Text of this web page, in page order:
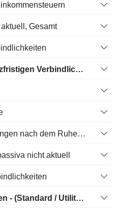
Gesamt
Gesamtsumme der kurzfristigen Verbindlichkeiten
Renten & andere Leistungen nach dem Ruhestand
nicht aktuell
Gesamtverbindlichkeiten - (Standard / Utility Vorlage)